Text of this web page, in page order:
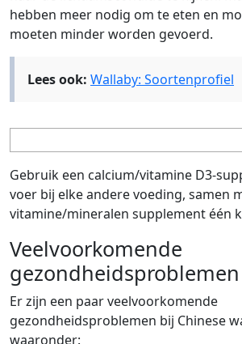
hebben meer nodig om te eten en
moeten minder worden gevoerd.
Lees ook: Wallaby: Soortenprofiel
Gebruik een calcium/vitamine D3-
voer bij elke andere voeding, samen
vitamine/mineralen supplement één
Veelvoorkomende
gezondheidsproblemen
Er zijn een paar veelvoorkomende
gezondheidsproblemen bij Chinese
waaronder: